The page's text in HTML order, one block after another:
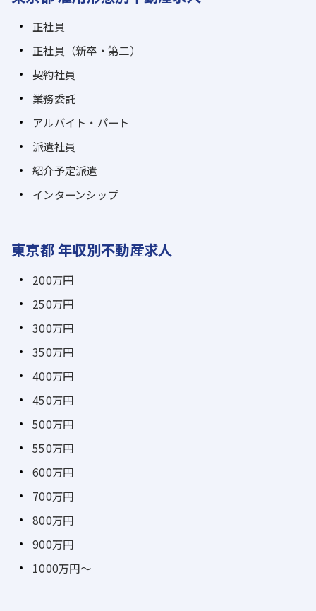
正社員
正社員（新卒・第二）
契約社員
業務委託
アルバイト・パート
派遣社員
紹介予定派遣
インターンシップ
東京都 年収別不動産求人
200万円
250万円
300万円
350万円
400万円
450万円
500万円
550万円
600万円
700万円
800万円
900万円
1000万円～